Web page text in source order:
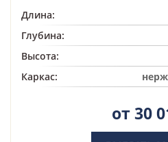
Длина:
Глубина:
Высота:
Каркас:
от 30